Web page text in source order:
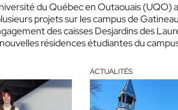
du Québec en Outaouais (UQO)
projets sur les campus de
des caisses Desjardins des
résidences étudiantes du
ACTUALITÉS